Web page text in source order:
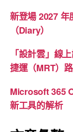
新登場 2027
（Diary）
「設計雲」線
捷運（MRT）
Microsoft 365
新工具的解析